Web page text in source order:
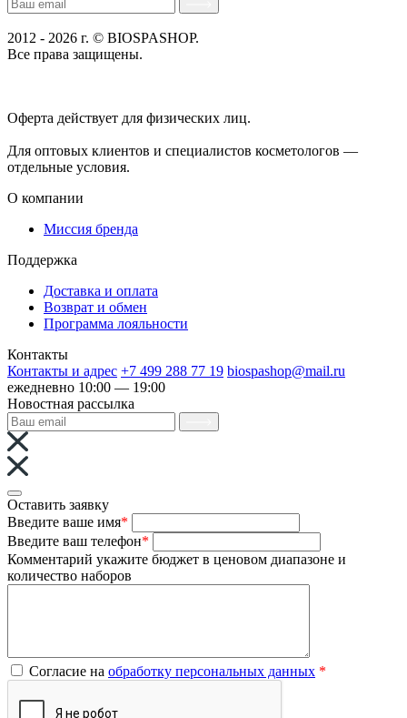
2012 - 2026 г. © BIOSPASHOP.
Все права защищены.
Оферта действует для физических лиц.
Для оптовых клиентов и специалистов косметологов —
отдельные условия.
О компании
Миссия бренда
Поддержка
Доставка и оплата
Возврат и обмен
Программа лояльности
Контакты
Контакты и адрес +7 499 288 77 19 biospashop@mail.ru
ежедневно 10:00 — 19:00
Новостная рассылка
Оставить заявку
Введите ваше имя*
Введите ваш телефон*
Комментарий укажите бюджет в ценовом диапазоне и
количество наборов
Согласие на обработку персональных данных *